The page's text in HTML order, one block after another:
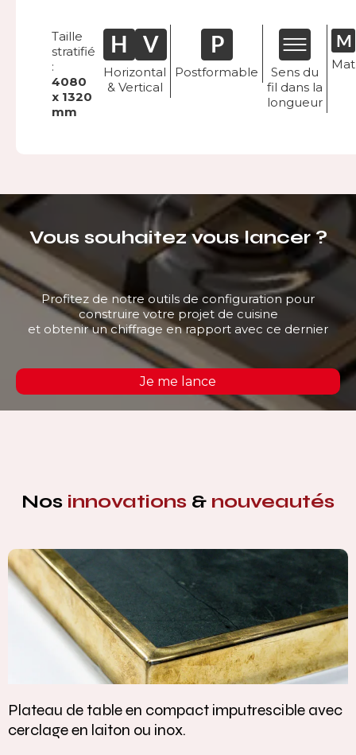
Taille
stratifié
:
4080
x 1320
mm
Horizontal
& Vertical
Postformable
Sens du
fil dans la
longueur
Mat
Vous souhaitez vous lancer ?
Profitez de notre outils de configuration pour
construire votre projet de cuisine
et obtenir un chiffrage en rapport avec ce dernier
Je me lance
Nos innovations & nouveautés
Plateau de table en compact imputrescible avec
cerclage en laiton ou inox.